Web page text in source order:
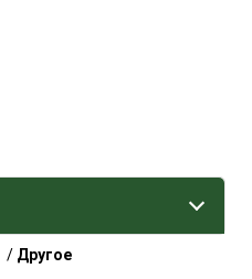
/ Другое